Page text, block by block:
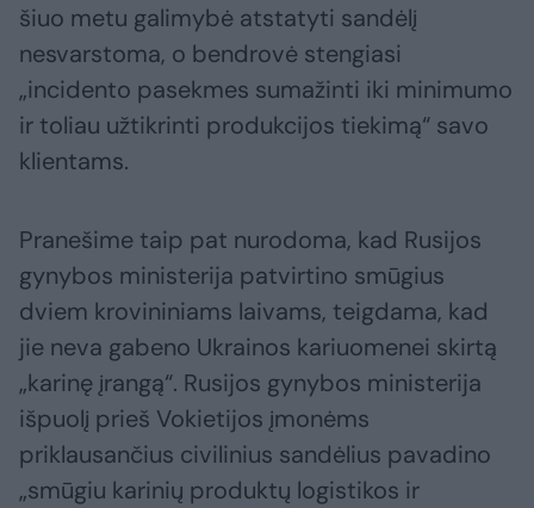
šiuo metu galimybė atstatyti sandėlį
nesvarstoma, o bendrovė stengiasi
„incidento pasekmes sumažinti iki minimumo
ir toliau užtikrinti produkcijos tiekimą“ savo
klientams.
Pranešime taip pat nurodoma, kad Rusijos
gynybos ministerija patvirtino smūgius
dviem krovininiams laivams, teigdama, kad
jie neva gabeno Ukrainos kariuomenei skirtą
„karinę įrangą“. Rusijos gynybos ministerija
išpuolį prieš Vokietijos įmonėms
priklausančius civilinius sandėlius pavadino
„smūgiu karinių produktų logistikos ir